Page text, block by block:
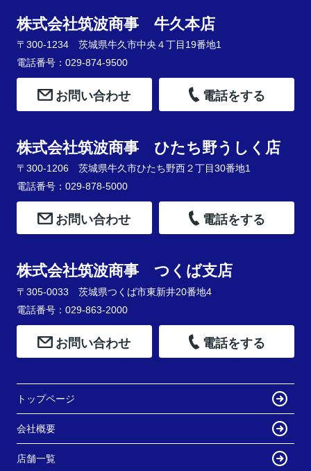
株式会社筑波商事 牛久本店
〒300-1234 茨城県牛久市中央４丁目19番地1
電話番号：029-874-9500
お問い合わせ 電話をする
株式会社筑波商事 ひたち野うしく店
〒300-1206 茨城県牛久市ひたち野西２丁目30番地1
電話番号：029-878-5000
お問い合わせ 電話をする
株式会社筑波商事 つくば支店
〒305-0033 茨城県つくば市東新井20番地4
電話番号：029-863-2000
お問い合わせ 電話をする
トップページ
会社概要
店舗一覧